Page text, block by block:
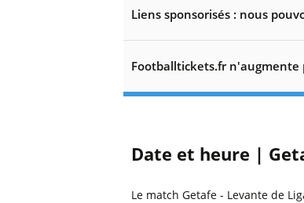
Liens sponsorisés : nous
Footballtickets.fr n'augmente
Date et heure |
Le match Getafe - Levante de